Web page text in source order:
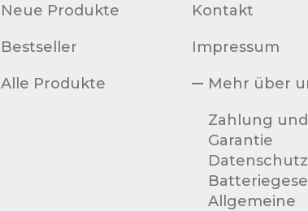
Neue Produkte
Bestseller
Alle Produkte
Kontakt
Impressum
Mehr über
Zahlung
Garantie
Allgemeine